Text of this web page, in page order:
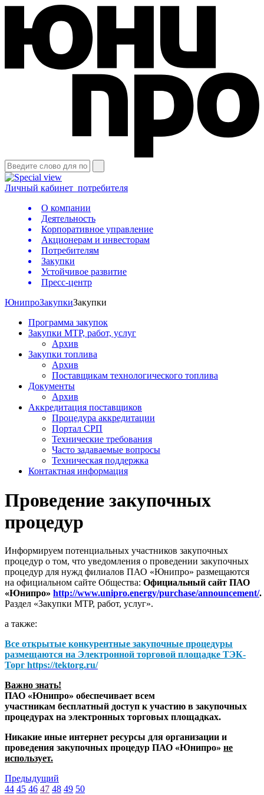
Личный кабинет потребителя
О компании
Деятельность
Корпоративное управление
Акционерам и инвесторам
Потребителям
Закупки
Устойчивое развитие
Пресс-центр
ЮнипроЗакупкиЗакупки
Программа закупок
Закупки МТР, работ, услуг
Архив
Закупки топлива
Архив
Поставщикам технологического топлива
Документы
Архив
Аккредитация поставщиков
Процедура аккредитации
Портал СРП
Технические требования
Часто задаваемые вопросы
Техническая поддержка
Контактная информация
Проведение закупочных
процедур
Информируем потенциальных участников закупочных
процедур о том, что уведомления о проведении закупочных
процедур для нужд филиалов ПАО «Юнипро» размещаются
на официальном сайте Общества: Официальный сайт ПАО
«Юнипро» http://www.unipro.energy/purchase/announcement/.
Раздел «Закупки МТР, работ, услуг».
а также:
Все открытые конкурентные закупочные процедуры
размещаются на Электронной торговой площадке ТЭК-
Торг https://tektorg.ru/
Важно знать!
ПАО «Юнипро» обеспечивает всем
участникам бесплатный доступ к участию в закупочных
процедурах на электронных торговых площадках.
Никакие иные интернет ресурсы для организации и
проведения закупочных процедур ПАО «Юнипро» не
использует.
Предыдущий
44 45 46 47 48 49 50